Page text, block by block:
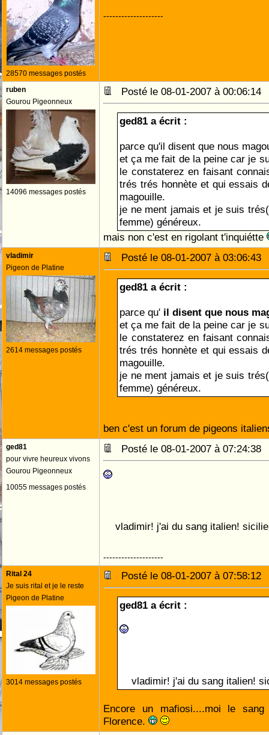
28570 messages postés
--------------------
ruben
Gourou Pigeonneux
14096 messages postés
Posté le 08-01-2007 à
ged81 a écrit :
parce qu'il disent que nous
et ça me fait de la peine car je
le constaterez en faisant
trés trés honnète et qui essais
magouille.
je ne ment jamais et je suis
femme) généreux.
mais non c'est en rigolant t'inquiétte
vladimir
Pigeon de Platine
2614 messages postés
Posté le 08-01-2007 à
ged81 a écrit :
parce qu' il disent que nous
et ça me fait de la peine car je
le constaterez en faisant
trés trés honnète et qui essais
magouille.
je ne ment jamais et je suis
femme) généreux.
ben c'est un forum de pigeons
ged81
pour vivre heureux vivons
Gourou Pigeonneux
10055 messages postés
Posté le 08-01-2007 à
vladimir! j'ai du sang italien!
--------------------
Rital 24
Je suis rital et je le reste
Pigeon de Platine
3014 messages postés
Posté le 08-01-2007 à
ged81 a écrit :
vladimir! j'ai du sang italien!
Encore un mafiosi....moi le
Florence.